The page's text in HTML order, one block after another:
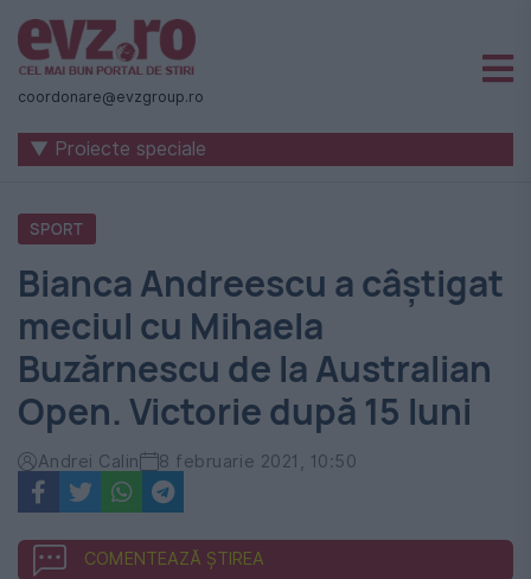
Știri
naționale
internaționale
România
-
Evenimentul
Zilei
coordonare@evzgroup.ro
▼ Proiecte speciale
SPORT
Bianca Andreescu a câștigat
meciul cu Mihaela
Buzărnescu de la Australian
Open. Victorie după 15 luni
Andrei Calin 8 februarie 2021, 10:50
COMENTEAZĂ ȘTIREA